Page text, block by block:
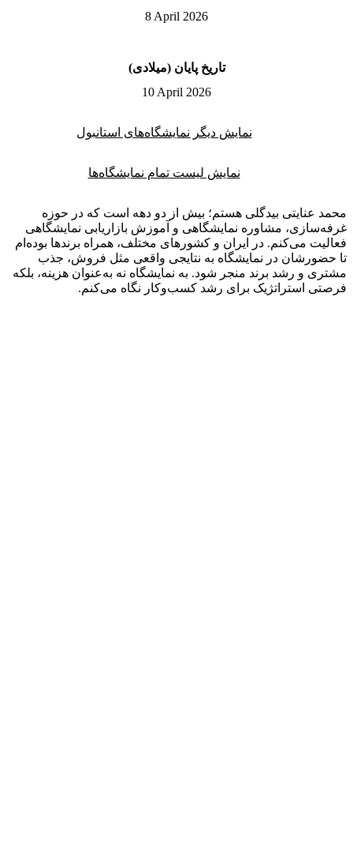
8 April 2026
تاریخ پایان (میلادی)
10 April 2026
نمایش دیگر نمایشگاه‌های استانبول
نمایش لیست تمام نمایشگاه‌ها
عنایتی بیدگلی هستم؛ بیش از دو دهه است که در حوزه
مشاوره نمایشگاهی و آموزش بازاریابی نمایشگاهی
می‌کنم. در ایران و کشورهای مختلف، همراه برندها بوده‌ام
در نمایشگاه به نتایجی واقعی مثل فروش، جذب
و رشد برند منجر شود. به نمایشگاه نه به‌عنوان هزینه، بلکه
استراتژیک برای رشد کسب‌وکار نگاه می‌کنم.